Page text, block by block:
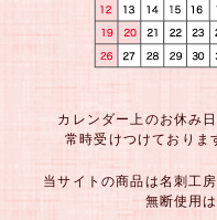
カレンダー上のお休み
常時受けつけておりま
当サイトの商品は名刺工
無断使用